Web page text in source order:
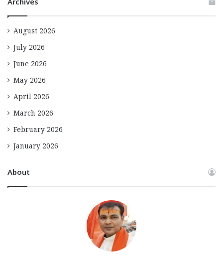
Archives
August 2026
July 2026
June 2026
May 2026
April 2026
March 2026
February 2026
January 2026
About